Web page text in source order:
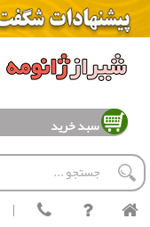
سبد خرید
|